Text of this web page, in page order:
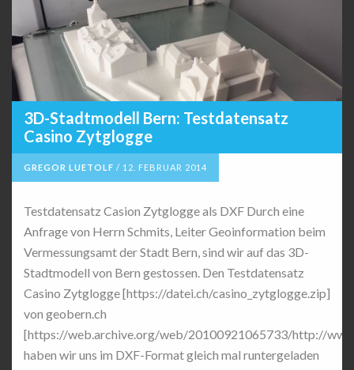
3D-Stadtmodell Bern: Testdatensatz
Casino Zytglogge
GREGOR LUETOLF / 12. FEBRUAR 2014
Testdatensatz Casion Zytglogge als DXF Durch eine
Anfrage von Herrn Schmits, Leiter Geoinformation beim
Vermessungsamt der Stadt Bern, sind wir auf das 3D-
Stadtmodell von Bern gestossen. Den Testdatensatz
Casino Zytglogge [https://datei.ch/casino_zytglogge.zip]
von geobern.ch
[https://web.archive.org/web/20100921065733/http://
haben wir uns im DXF-Format gleich mal runtergeladen